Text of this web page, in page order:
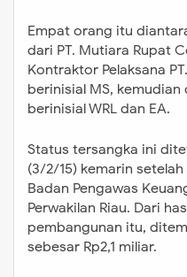
Empat orang itu
dari PT. Mutiara Rupat
Kontraktor Pelaksana
berinisial MS,
berinisial WRL dan EA.
Status tersangka ini
(3/2/15) kemarin
Badan Pengawas
Perwakilan Riau. Dari
pembangunan itu,
sebesar Rp2,1 miliar.